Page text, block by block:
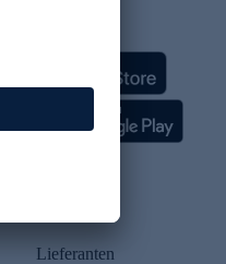
Lieferanten